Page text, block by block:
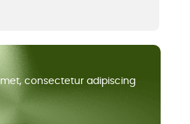
jedinečný kus krajiny vznikl.
consectetur adipiscing